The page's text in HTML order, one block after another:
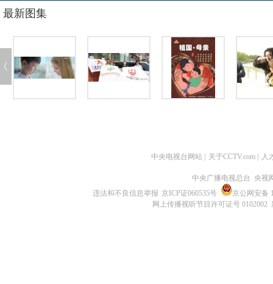
最新图集
中央电视台网站 关于CCTV.com 人
中央广播电视总台 央视
违法和不良信息举报 京ICP证060535号
京公网安备
网上传播视听节目许可证号 0102002